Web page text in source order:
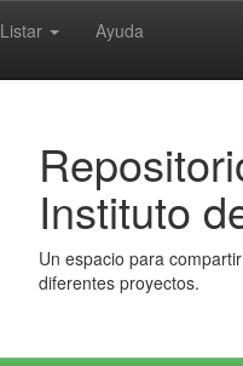
Listar Ayuda
Instituto
Un espacio para
diferentes proyectos.